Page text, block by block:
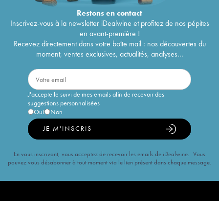
Restons encontact
Inscrivez-vous à la newsletter iDealwine et profitez de nos pépites
en avant-première !
Recevez directement dans votre boîte mail : nos découvertes du
moment, ventes exclusives, actualités, analyses...
J'accepte le suivi de mes emails afin de recevoir des
suggestions personnalisées
Oui
Non
JE M'INSCRIS
En vous inscrivant, vous acceptez de recevoir les emails de iDealwine. Vous
pouvez vous désabonner à tout moment via le lien présent dans chaque message.